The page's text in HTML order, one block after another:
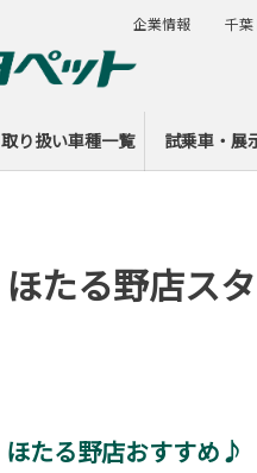
取り扱い車種一覧 試乗車・展
企業情報 千葉
ほたる野店ス
ほたる野店おすすめ♪